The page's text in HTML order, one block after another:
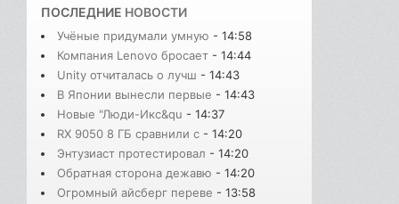
ПОСЛЕДНИЕ НОВОСТИ
Учёные придумали умную - 14:58
Компания Lenovo бросает - 14:44
Unity отчиталась о лучш - 14:43
В Японии вынесли первые - 14:43
Новые "Люди-Икс&qu - 14:37
RX 9050 8 ГБ сравнили с - 14:20
Энтузиаст протестировал - 14:20
Обратная сторона дежавю - 14:20
Огромный айсберг переве - 13:58